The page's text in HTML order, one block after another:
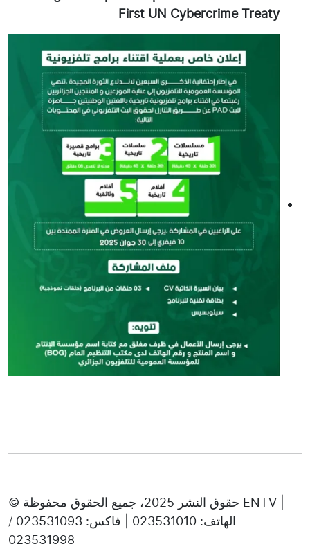
First UN Cybercrime Treaty
© حقوق النشر 2025، جميع الحقوق محفوظة ENTV |
الهاتف: 023531010 | فاكس: 023531093 /
023531998